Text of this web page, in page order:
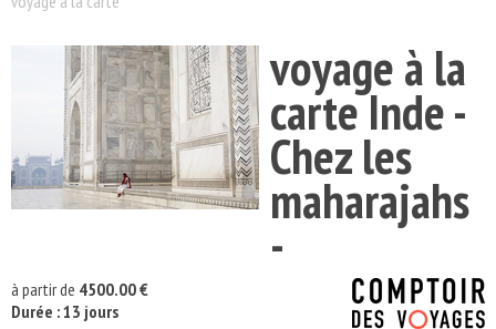
Destinations
Acteurs
Thèmes
voyage à la
carte Inde -
Chez les
maharajahs
-
à partir de 4500.00 €
Durée : 13 jours